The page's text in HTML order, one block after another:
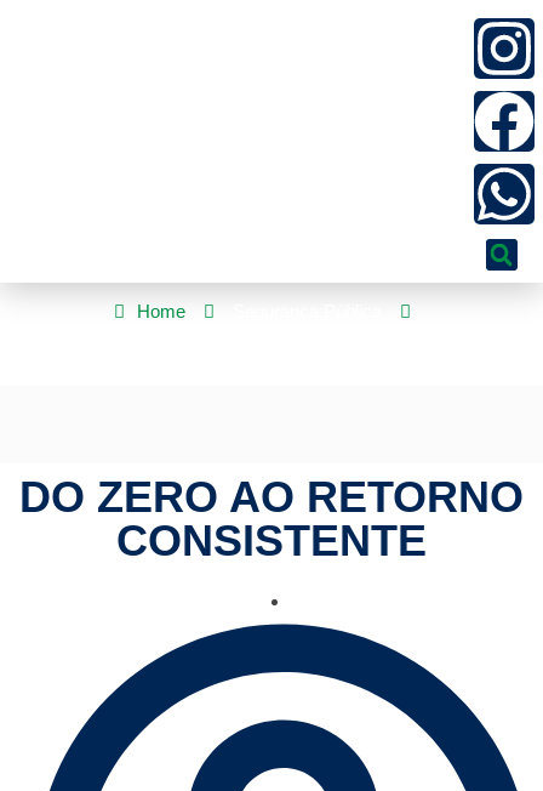
Home
DO ZERO AO RETORNO
CONSISTENTE